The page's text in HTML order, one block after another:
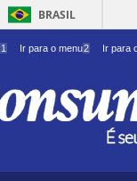
BRASIL
1 Ir para o menu2 Ir para